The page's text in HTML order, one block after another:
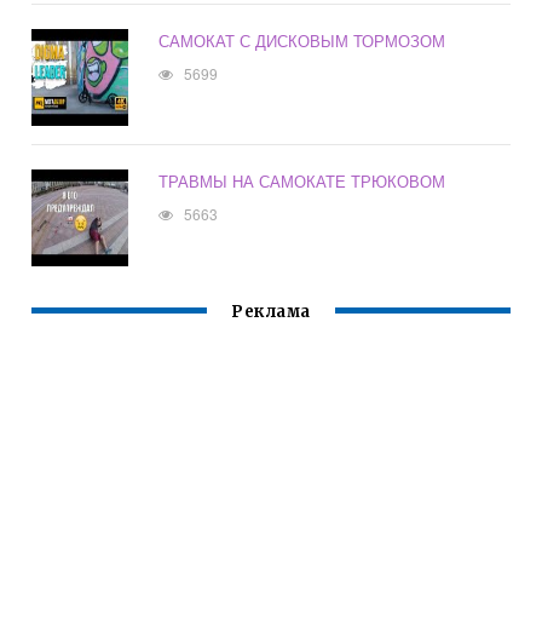
САМОКАТ С ДИСКОВЫМ ТОРМОЗОМ
5699
ТРАВМЫ НА САМОКАТЕ ТРЮКОВОМ
5663
Реклама